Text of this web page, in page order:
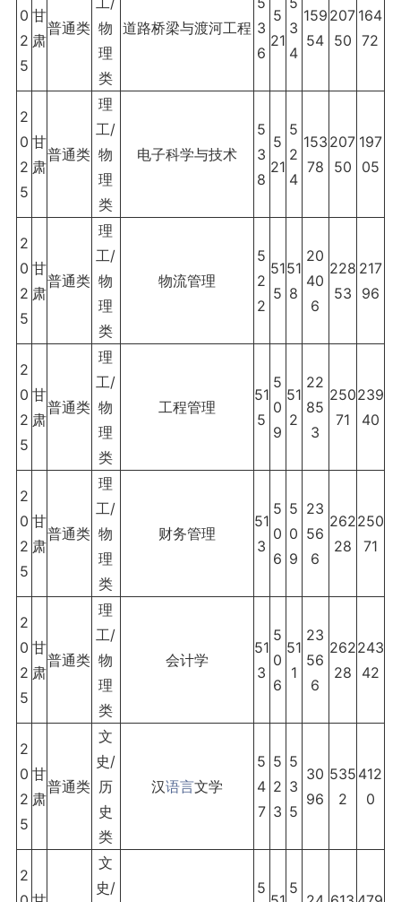
0
2
5
甘
肃
普通类 物
理
类
道路桥梁与渡河工程 3
6
5
21
3
4
159
54
207
50
164
72
2
0
2
5
甘
肃
普通类
理
工/
物
理
类
电子科学与技术
5
3
8
5
21
5
2
4
153
78
207
50
197
05
2
0
2
5
甘
肃
普通类
理
工/
物
理
类
物流管理
5
2
2
51
5
51
8
20
40
6
228
53
217
96
2
0
2
5
甘
肃
普通类
理
工/
物
理
类
工程管理
51
5
5
0
9
51
2
22
85
3
250
71
239
40
2
0
2
5
甘
肃
普通类
理
工/
物
理
类
财务管理
51
3
5
0
6
5
0
9
23
56
6
262
28
250
71
2
0
2
5
甘
肃
普通类
理
工/
物
理
类
会计学
51
3
5
0
6
51
1
23
56
6
262
28
243
42
2
0
2
5
甘
肃
普通类
文
史/
历
史
类
汉语言文学
5
4
7
5
2
3
5
3
5
30
96
535
2
412
0
2
文
史/
5
5